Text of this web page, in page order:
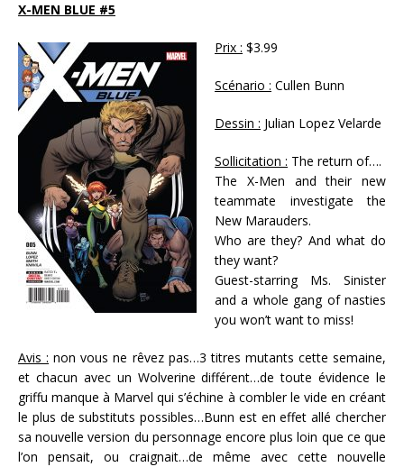
X-MEN BLUE #5
Prix : $3.99
Scénario : Cullen Bunn
Dessin : Julian Lopez Velarde
Sollicitation : The return of….
The X-Men and their new
teammate investigate the
New Marauders.
Who are they? And what do
they want?
Guest-starring Ms. Sinister
and a whole gang of nasties
you won’t want to miss!
Avis : non vous ne rêvez pas…3 titres mutants cette semaine,
et chacun avec un Wolverine différent…de toute évidence le
griffu manque à Marvel qui s’échine à combler le vide en créant
le plus de substituts possibles…Bunn est en effet allé chercher
sa nouvelle version du personnage encore plus loin que ce que
l’on pensait, ou craignait…de même avec cette nouvelle